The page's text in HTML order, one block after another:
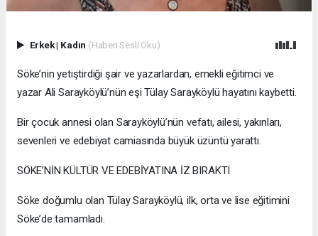
Erkek| Kadın (Haberi Sesli Oku)
Söke’nin yetiştirdiği şair ve yazarlardan, emekli eğitimci ve
yazar Ali Sarayköylü’nün eşi Tülay Sarayköylü hayatını kaybetti.
Bir çocuk annesi olan Sarayköylü’nün vefatı, ailesi, yakınları,
sevenleri ve edebiyat camiasında büyük üzüntü yarattı.
SÖKE’NİN KÜLTÜR VE EDEBİYATINA İZ BIRAKTI
Söke doğumlu olan Tülay Sarayköylü, ilk, orta ve lise eğitimini
Söke’de tamamladı.